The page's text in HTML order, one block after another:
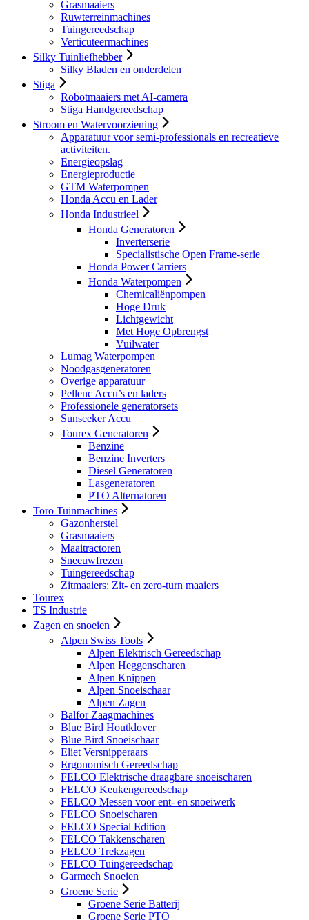
Grasmaaiers
Ruwterreinmachines
Tuingereedschap
Verticuteermachines
Silky Tuinliefhebber
Silky Bladen en onderdelen
Stiga
Robotmaaiers met AI-camera
Stiga Handgereedschap
Stroom en Watervoorziening
Apparatuur voor semi-professionals en recreatieve
activiteiten.
Energieopslag
Energieproductie
GTM Waterpompen
Honda Accu en Lader
Honda Industrieel
Honda Generatoren
Inverterserie
Specialistische Open Frame-serie
Honda Power Carriers
Honda Waterpompen
Chemicaliënpompen
Hoge Druk
Lichtgewicht
Met Hoge Opbrengst
Vuilwater
Lumag Waterpompen
Noodgasgeneratoren
Overige apparatuur
Pellenc Accu’s en laders
Professionele generatorsets
Sunseeker Accu
Tourex Generatoren
Benzine
Benzine Inverters
Diesel Generatoren
Lasgeneratoren
PTO Alternatoren
Toro Tuinmachines
Gazonherstel
Grasmaaiers
Maaitractoren
Sneeuwfrezen
Tuingereedschap
Zitmaaiers: Zit- en zero-turn maaiers
Tourex
TS Industrie
Zagen en snoeien
Alpen Swiss Tools
Alpen Elektrisch Gereedschap
Alpen Heggenscharen
Alpen Knippen
Alpen Snoeischaar
Alpen Zagen
Balfor Zaagmachines
Blue Bird Houtklover
Blue Bird Snoeischaar
Eliet Versnipperaars
Ergonomisch Gereedschap
FELCO Elektrische draagbare snoeischaren
FELCO Keukengereedschap
FELCO Messen voor ent- en snoeiwerk
FELCO Snoeischaren
FELCO Special Edition
FELCO Takkenscharen
FELCO Trekzagen
FELCO Tuingereedschap
Garmech Snoeien
Groene Serie
Groene Serie Batterij
Groene Serie PTO